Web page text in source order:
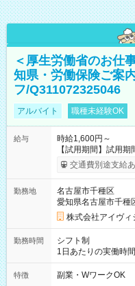
＜厚生労働省のお仕
知県・労働保険ご案
フ/Q311072325046
アルバイト 職種未経験OK
給与
時給1,600円～
【試用期間】試用期
交通費別途支給
勤務地
名古屋市千種区
愛知県名古屋市千種
株式会社アイヴィ
勤務時間
シフト制
1日あたりの実働時
00(実働8h、休憩
ん週5日勤務もOK♪ 勤務期間：2026年8月12日～9月9日※リスト
特徴 副業・WワークOK